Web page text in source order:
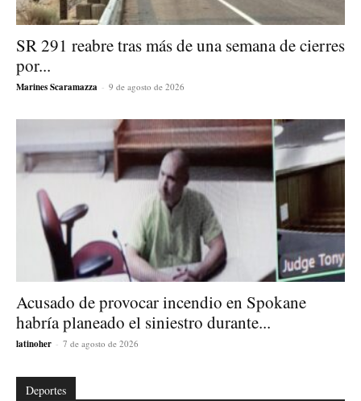
SR 291 reabre tras más de una semana de cierres
por...
Marines Scaramazza - 9 de agosto de 2026
Acusado de provocar incendio en Spokane
habría planeado el siniestro durante...
latinoher - 7 de agosto de 2026
Deportes